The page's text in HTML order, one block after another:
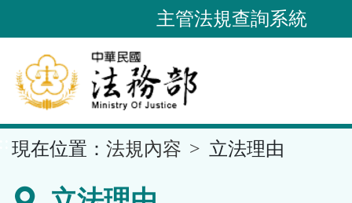
到
要
內
容
區
主管法規查詢系統
現在位置： 法規內容 立法理由